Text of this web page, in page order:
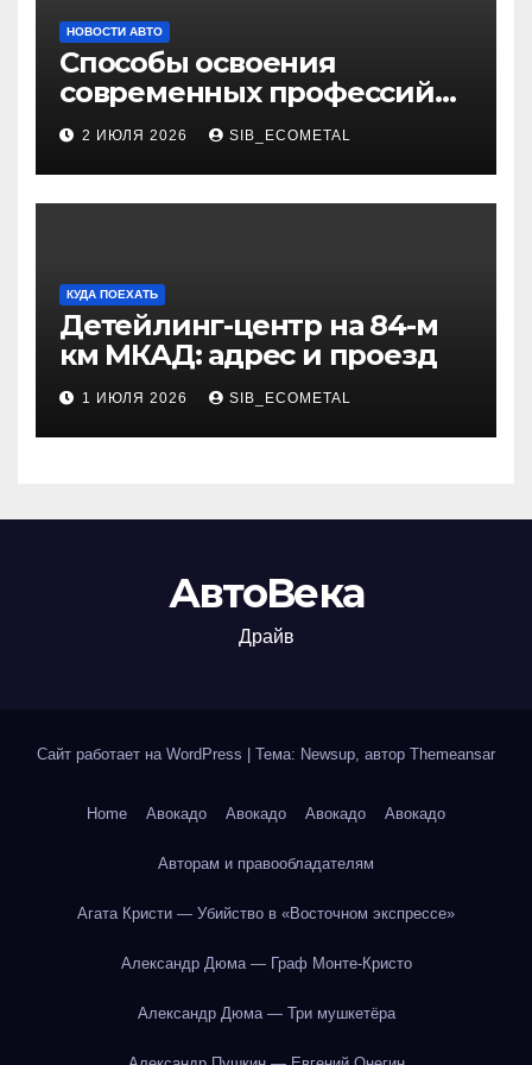
НОВОСТИ АВТО
Способы освоения
современных профессий
через онлайн-курсы
2 ИЮЛЯ 2026 SIB_ECOMETAL
КУДА ПОЕХАТЬ
Детейлинг-центр на 84-м
км МКАД: адрес и проезд
1 ИЮЛЯ 2026 SIB_ECOMETAL
АвтоВека
Драйв
Сайт работает на WordPress Тема: Newsup, автор Themeansar
Home Авокадо Авокадо Авокадо Авокадо
Авторам и правообладателям
Агата Кристи — Убийство в «Восточном экспрессе»
Александр Дюма — Граф Монте-Кристо
Александр Дюма — Три мушкетёра